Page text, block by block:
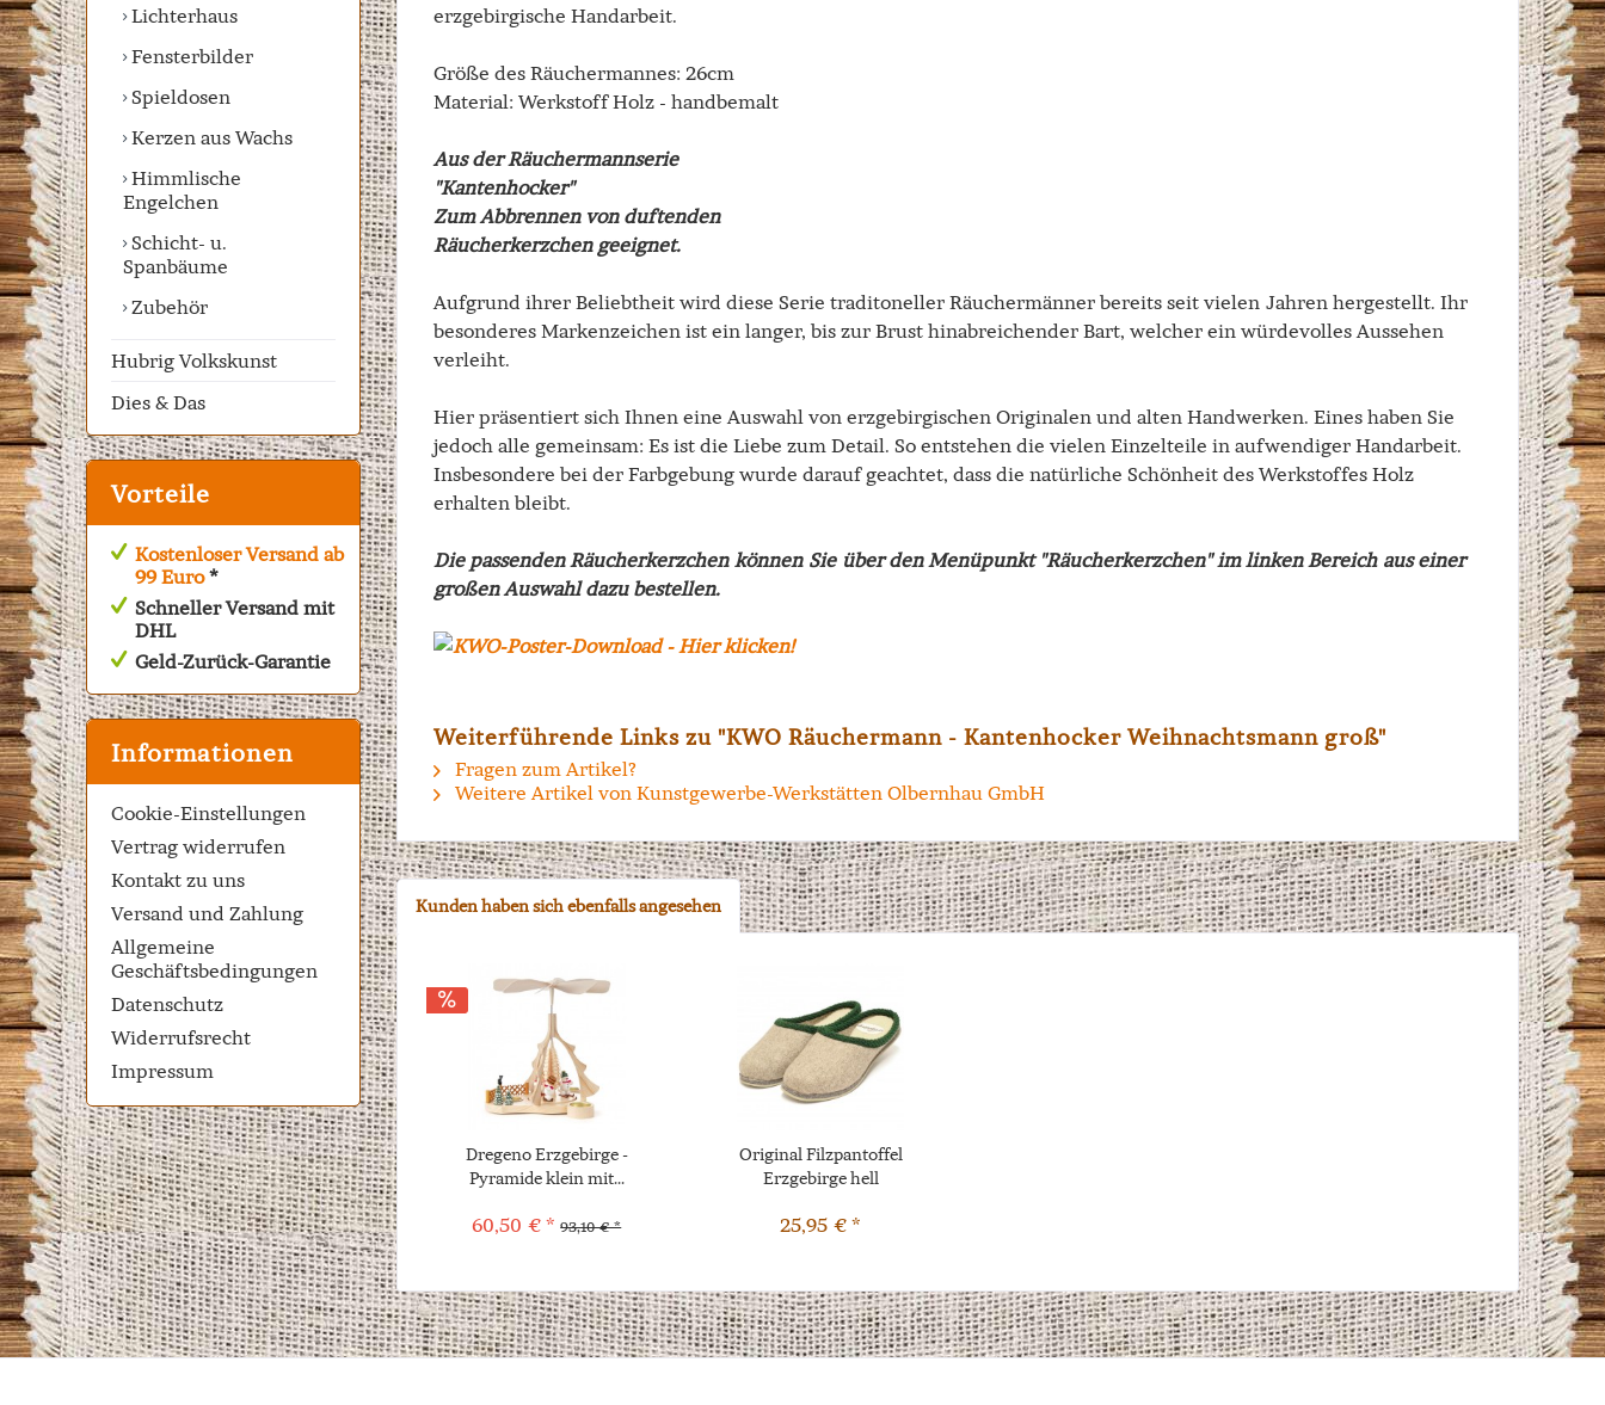
Lichterhaus
Fensterbilder
Spieldosen
Kerzen aus Wachs
Himmlische
Engelchen
Schicht- u.
Spanbäume
Zubehör
Hubrig Volkskunst
Dies & Das
Vorteile
Kostenloser Versand ab
99 Euro*
Schneller Versand mit
DHL
Geld-Zurück-Garantie
Informationen
Cookie-Einstellungen
Vertrag widerrufen
Kontakt zu uns
Versand und Zahlung
Allgemeine
Geschäftsbedingungen
Datenschutz
Widerrufsrecht
Impressum
erzgebirgische Handarbeit.
Größe des Räuchermannes: 26cm
Material: Werkstoff Holz - handbemalt
Aus der Räuchermannserie
"Kantenhocker"
Zum Abbrennen von duftenden
Räucherkerzchen geeignet.
Aufgrund ihrer Beliebtheit wird diese Serie traditoneller Räuchermänner bereits seit vielen Jahren hergestellt. Ihr
besonderes Markenzeichen ist ein langer, bis zur Brust hinabreichender Bart, welcher ein würdevolles Aussehen
verleiht.
Hier präsentiert sich Ihnen eine Auswahl von erzgebirgischen Originalen und alten Handwerken. Eines haben Sie
jedoch alle gemeinsam: Es ist die Liebe zum Detail. So entstehen die vielen Einzelteile in aufwendiger Handarbeit.
Insbesondere bei der Farbgebung wurde darauf geachtet, dass die natürliche Schönheit des Werkstoffes Holz
erhalten bleibt.
Die passenden Räucherkerzchen können Sie über den Menüpunkt "Räucherkerzchen" im linken Bereich aus einer
großen Auswahl dazu bestellen.
Weiterführende Links zu "KWO Räuchermann - Kantenhocker Weihnachtsmann groß"
Fragen zum Artikel?
Weitere Artikel von Kunstgewerbe-Werkstätten Olbernhau GmbH
Kunden haben sich ebenfalls angesehen
Dregeno Erzgebirge -
Pyramide klein mit...
60,50 € * 93,10 € *
Original Filzpantoffel
Erzgebirge hell
25,95 € *